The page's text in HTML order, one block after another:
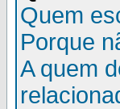
Quem
Porque
A quem